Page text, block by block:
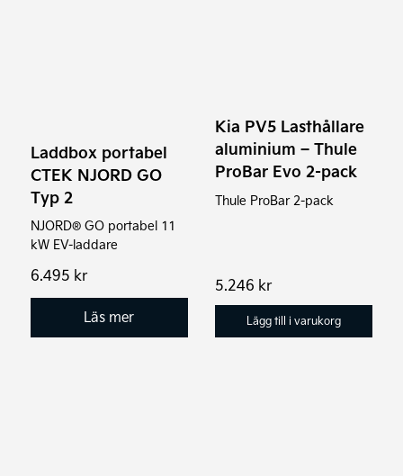
Laddbox portabel
CTEK NJORD GO
Typ 2
NJORD® GO portabel 11
kW EV-laddare
6.495 kr
Läs mer
Kia PV5 Lasthållare
aluminium – Thule
ProBar Evo 2-pack
Thule ProBar 2-pack
5.246 kr
Lägg till i varukorg